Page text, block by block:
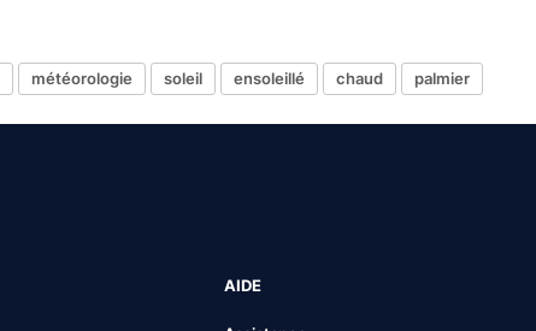
météorologie soleil ensoleillé chaud palmier
AIDE